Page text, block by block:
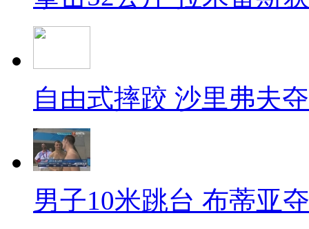
自由式摔跤 沙里弗夫
男子10米跳台 布蒂亚